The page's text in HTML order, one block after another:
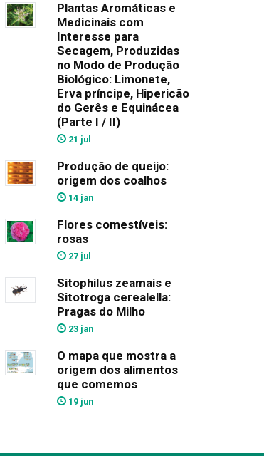
Plantas Aromáticas e
Medicinais com
Interesse para
Secagem, Produzidas
no Modo de Produção
Biológico: Limonete,
Erva príncipe, Hipericão
do Gerês e Equinácea
(Parte I / II)
21 jul
Produção de queijo:
origem dos coalhos
14 jan
Flores comestíveis:
rosas
27 jul
Sitophilus zeamais e
Sitotroga cerealella:
Pragas do Milho
23 jan
O mapa que mostra a
origem dos alimentos
que comemos
19 jun